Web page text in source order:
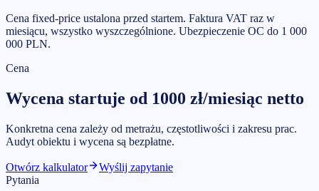
Cena fixed-price ustalona przed startem. Faktura VAT raz w
miesiącu, wszystko wyszczególnione. Ubezpieczenie OC do 1 000
000 PLN.
Cena
Wycena startuje od 1000 zł/miesiąc netto
Konkretna cena zależy od metrażu, częstotliwości i zakresu prac.
Audyt obiektu i wycena są bezpłatne.
Otwórz kalkulator
Wyślij zapytanie
Pytania